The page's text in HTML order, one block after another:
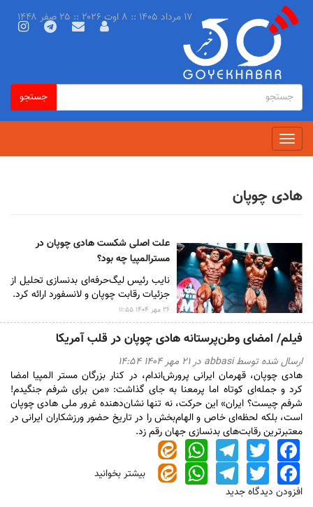
فرم
جستجو
جستجو
جستجو
Toggle
navigation
۱۷ مرداد ۱۴۰۵ :: ۸ اوت ۲۰۲۶ :: ۲۵ صفر ۱۴۴۸
هادی چوپان
علت اصلی شکست هادی چوپان در
مسترالمپیا چه بود؟
نایب رئیس لیگ‌حرفه‌ای بدنسازی تحلیل از
جزئیات رقابت چوپان و لانسفورد ارائه کرد.
۲۶ مهر ۱۴۰۴ ۱۱:۵۵
فیلم/ امضای وطن‌پرستانه هادی چوپان در قلب آمریکا
ارسال شده توسطabbasi در ۲۱ مهر ۱۴۰۴ ۱۴:۵۴
هادی چوپان، قهرمان ایرانی پرورش‌اندام، در کنار بزرگان مستر المپیا امضا
کرد و جمله‌ای کوتاه اما پرمعنا به جای گذاشت: «من برای شرفم جنگیدم!
شرفم چیست؟ ایران» این حرکت، نه تنها نشان‌دهنده غرور ملی هادی چوپان
است، بلکه لحظه‌ای خاص و الهام‌بخش را در تاریخ حضور ورزشکاران ایرانی در
معتبرترین رقابت‌های بدنسازی جهان رقم زد.
Facebook
Twitter
Telegram
WhatsApp
Facebook
Twitter
Telegram
WhatsApp
بیشتر بخوانید
افزودن دیدگاه جدید